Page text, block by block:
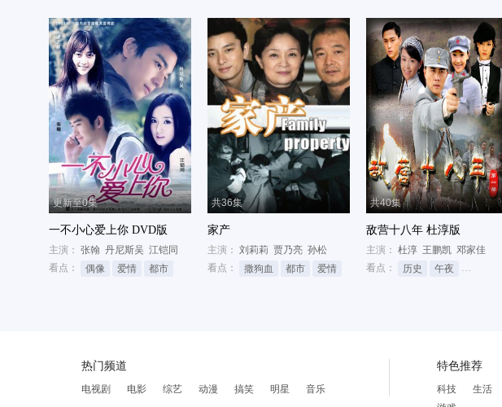
更新至0集
一不小心爱上你 DVD版
主演： 张翰 丹尼斯吴 江铠同
看点：
偶像 爱情 都市
共36集
家产
主演： 刘莉莉 贾乃亮 孙松
看点：
撒狗血 都市 爱情
共40集
敌营十八年 杜淳版
主演： 杜淳 王鹏凯 邓家佳
看点：
历史 午夜 侬本多情
热门频道
电视剧 电影 综艺 动漫 搞笑 明星 音乐
特色推荐
科技 生活